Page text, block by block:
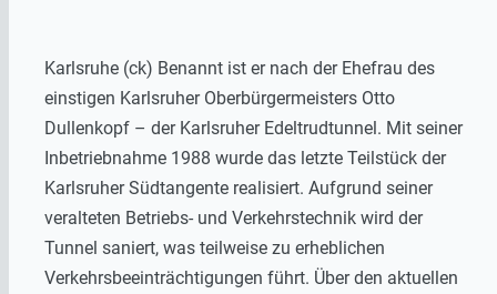
Karlsruhe (ck) Benannt ist er nach der Ehefrau des
einstigen Karlsruher Oberbürgermeisters Otto
Dullenkopf – der Karlsruher Edeltrudtunnel. Mit seiner
Inbetriebnahme 1988 wurde das letzte Teilstück der
Karlsruher Südtangente realisiert. Aufgrund seiner
veralteten Betriebs- und Verkehrstechnik wird der
Tunnel saniert, was teilweise zu erheblichen
Verkehrsbeeinträchtigungen führt. Über den aktuellen